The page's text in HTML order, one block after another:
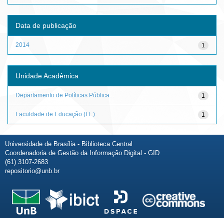
Data de publicação
1
2014
Unidade Acadêmica
1
Departamento de Políticas Pública...
1
Faculdade de Educação (FE)
Universidade de Brasília - Biblioteca Central
Coordenadoria de Gestão da Informação Digital - GID
(61) 3107-2683
repositorio@unb.br